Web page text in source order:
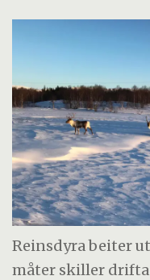
Reinsdyra beiter
måter skiller